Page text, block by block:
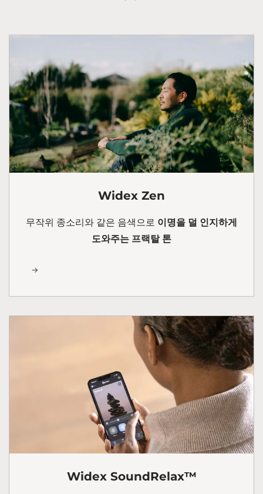
Widex Zen
무작위 종소리와 같은 음색으로 이명을 덜 인지하게
도와주는 프랙탈 톤
Widex SoundRelax™